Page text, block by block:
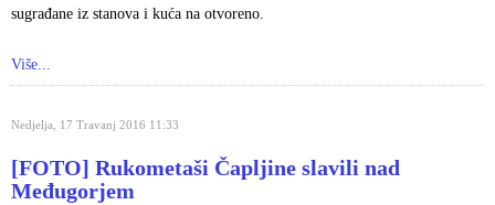
sugrađane iz stanova i kuća na otvoreno.
Više...
Nedjelja, 17 Travanj 2016 11:33
[FOTO] Rukometaši Čapljine slavili nad
Međugorjem